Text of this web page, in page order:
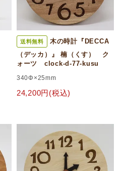
送料無料
木の時計『DECCA
（デッカ）』 楠（くす） ク
ォーツ clock-d-77-kusu
340Φ×25mm
24,200円(税込)